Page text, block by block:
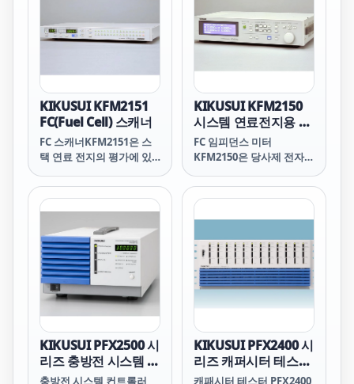
EN, UL, VDE, JIS 등 각국
의 안전규격 및 전기용품
내전압/절연저항 시험이
가능합니다. 또한 신개발의
스위칭 앰프를 채용함으로
서 시험 전압의 안정성을
향상시켰습니다. AC라인
전압이나 주파수가 변화해
도 출력전압을 일정하게 유
지할 수 있기 때문에 전원
환경이 불안정한 지역에서
습니다. 다양한 테스트 요
구에 대응할 수 있는 기능
장비도 충실합니다. 조작
성・확실성・안전성을 철
저히 한 저렴한 새로운 스
탠다드 모델입니다.
원 변동 시험기 KES7400
시리즈 및 KES7000 시스템
용 어플리케이션 소프트웨
어 KES7100의 3개의 요소
로부터 구성되어 있습니다.
또한, JASO 규격이나 자동
차 메이커 각사가 요구하는
개별 시험항목에 대해서도
옵션이나 특별 주문에 의해
대응이 가능한 제품 구성으
로 되어 있습니다.
KIKUSUI KFM2151
FC(Fuel Cell) 스캐너
FC 스캐너KFM2151은 스
택 연료 전지의 평가에 있
수라고 하는 요구에 대답한
32ch의 스캐너입니다.여
응할 수 있도록 병렬 접속
으로 160ch까지 대응 가능
합니다.배선의 번거로움을
해소하는 수단으로서 한번
각 셀에 배선한 후에는 다
시 다시 배전하지 않고 임
의의 셀의 전압, 임피던스
를 측정할 수 있도록 ch의
할당 단자를 변경할 수 있
는 기능을 가지고 있습니
KIKUSUI KFM2150
시스템 연료전지용 임
피던스 측정 시스템
FC 임피던스 미터
KFM2150은 당사제 전자
와의 조합에 의해 연료 전
지의 출력 용량에 맞춘 임
피던스 측정시스템을 구성
료 전지에는 0V 입력 대응
의 전자 부하장치로 구성된
시스템에서 대응합니다.교
류 임피던스법에 의한 임피
던스 측정과 전류 차단법에
의한 IR 측정이 가능합니
다.부속 어플리케이션 소프
트웨어에서 I-V 특성, 정전
류 특성, 교류 임피던스법
KIKUSUI PFX2500 시
리즈 충방전 시스템 컨
트롤러
충방전 시스템 컨트롤러
KIKUSUI PFX2400 시
리즈 캐퍼시터 테스터
(전기 이중층 캐패시
캐패시터 테스터 PFX2400